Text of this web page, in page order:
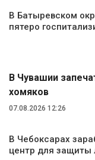
В Батыревском
пятеро
В Чувашии
хомяков
07.08.2026 12:26
В Чебоксарах
центр для защиты